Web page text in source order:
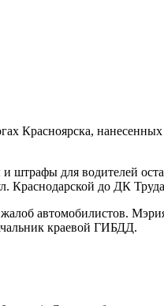
Красноярска,
штрафы для водителей
Краснодарской до ДК
автомобилистов.
краевой ГИБДД.